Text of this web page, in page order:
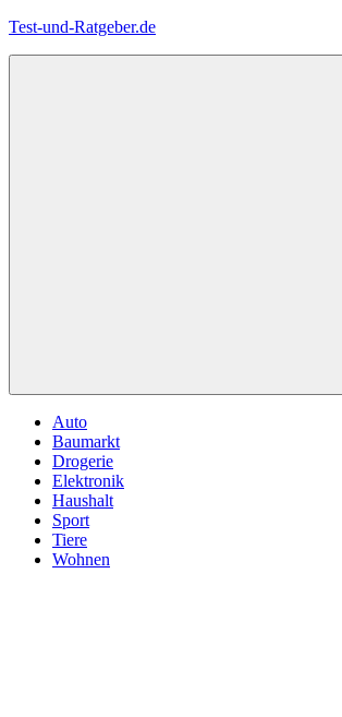
Zum
Test-und-Ratgeber.de
Auto
Baumarkt
Drogerie
Elektronik
Haushalt
Sport
Tiere
Wohnen